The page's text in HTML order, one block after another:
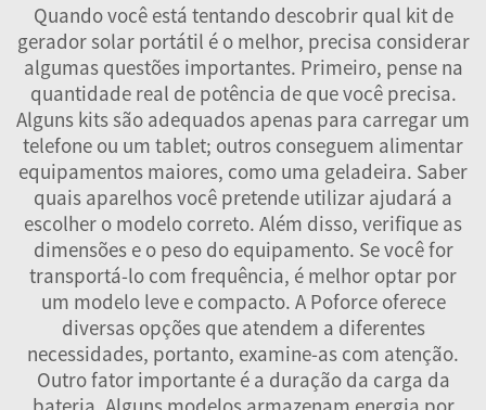
Quando você está tentando descobrir qual kit de
gerador solar portátil é o melhor, precisa considerar
algumas questões importantes. Primeiro, pense na
quantidade real de potência de que você precisa.
Alguns kits são adequados apenas para carregar um
telefone ou um tablet; outros conseguem alimentar
equipamentos maiores, como uma geladeira. Saber
quais aparelhos você pretende utilizar ajudará a
escolher o modelo correto. Além disso, verifique as
dimensões e o peso do equipamento. Se você for
transportá-lo com frequência, é melhor optar por
um modelo leve e compacto. A Poforce oferece
diversas opções que atendem a diferentes
necessidades, portanto, examine-as com atenção.
Outro fator importante é a duração da carga da